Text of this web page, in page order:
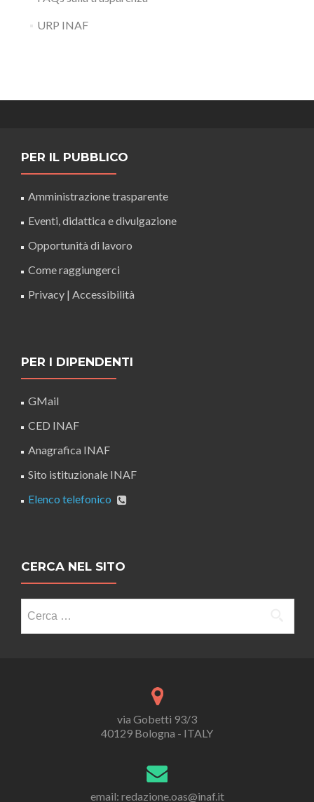
URP INAF
PER IL PUBBLICO
Amministrazione trasparente
Eventi, didattica e divulgazione
Opportunità di lavoro
Come raggiungerci
Privacy | Accessibilità
PER I DIPENDENTI
GMail
CED INAF
Anagrafica INAF
Sito istituzionale INAF
Elenco telefonico
CERCA NEL SITO
per:
via Gobetti 93/3
40129 Bologna - ITALY
email: redazione.oas@inaf.it